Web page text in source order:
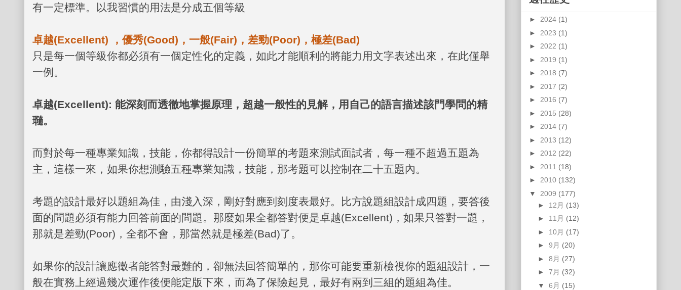
有一定標準。以我習慣的用法是分成五個等級
卓越(Excellent) ，優秀(Good) ，一般(Fair) ，差勁(Poor) ，極差(Bad)
只是每一個等級你都必須有一個定性化的定義，如此才能順利的將能力用文字表述出來，在此僅舉
一例。
卓越(Excellent): 能深刻而透徹地掌握原理，超越一般性的見解，用自己的語言描述該門學問的精
瓍。
而對於每一種專業知識，技能，你都得設計一份簡單的考題來測試面試者，每一種不超過五題為
主，這樣一來，如果你想測驗五種專業知識，技能，那考題可以控制在二十五題內。
考題的設計最好以題組為佳，由淺入深，剛好對應到刻度表最好。比方說題組設計成四題，要答後
面的問題必須有能力回答前面的問題。那麼如果全都答對便是卓越(Excellent) ，如果只答對一題，
那就是差勁(Poor) ，全都不會，那當然就是極差(Bad)了。
如果你的設計讓應徵者能答對最難的，卻無法回答簡單的，那你可能要重新檢視你的題組設計，一
般在實務上經過幾次運作後便能定版下來，而為了保險起見，最好有兩到三組的題組為佳。
► 2024 (1)
► 2023 (1)
► 2022 (1)
► 2019 (1)
► 2018 (7)
► 2017 (2)
► 2016 (7)
► 2015 (28)
► 2014 (7)
► 2013 (12)
► 2012 (22)
► 2011 (18)
► 2010 (132)
▼ 2009 (177)
► 12月 (13)
► 11月 (12)
► 10月 (17)
► 9月 (20)
► 8月 (27)
► 7月 (32)
▼ 6月 (15)